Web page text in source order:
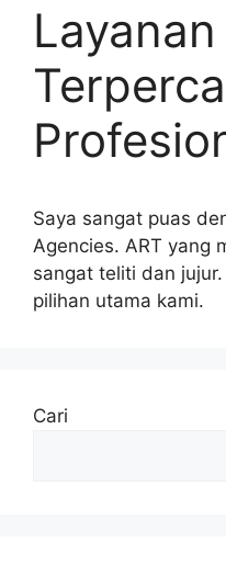
Layanan
Saya sangat puas
Agencies. ART yang
sangat teliti dan
pilihan utama kami.
Cari